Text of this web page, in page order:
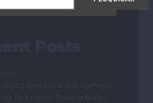
Electrical Equipment
To Energy Saving Bulbs